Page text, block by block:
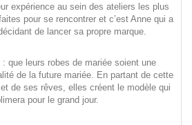
expérience au sein des ateliers les plus
pour se rencontrer et c’est Anne qui a
de lancer sa propre marque.
: que leurs robes de mariée soient une
de la future mariée. En partant de cette
de ses rêves, elles créent le modèle qui
pour le grand jour.